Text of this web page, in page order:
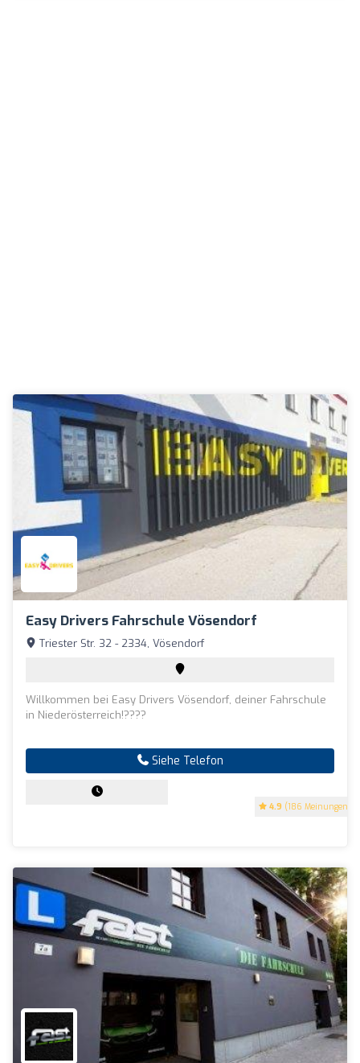
Easy Drivers Fahrschule Vösendorf
4.9 (186 Meinungen)
Triester Str. 32 - 2334, Vösendorf
Willkommen bei Easy Drivers Vösendorf, deiner Fahrschule
in Niederösterreich!????
Siehe Telefon